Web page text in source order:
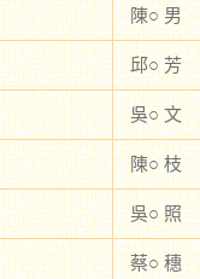
陳○ 男
邱○ 芳
吳○ 文
陳○ 枝
吳○ 照
蔡○ 穗